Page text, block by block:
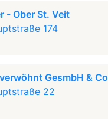
- Ober St. Veit
174
GesmbH & Co
22